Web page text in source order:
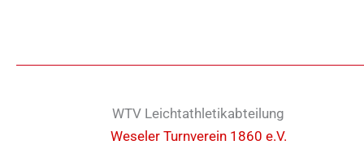
WTV Leichtathletikabteilung
Weseler Turnverein 1860 e.V.